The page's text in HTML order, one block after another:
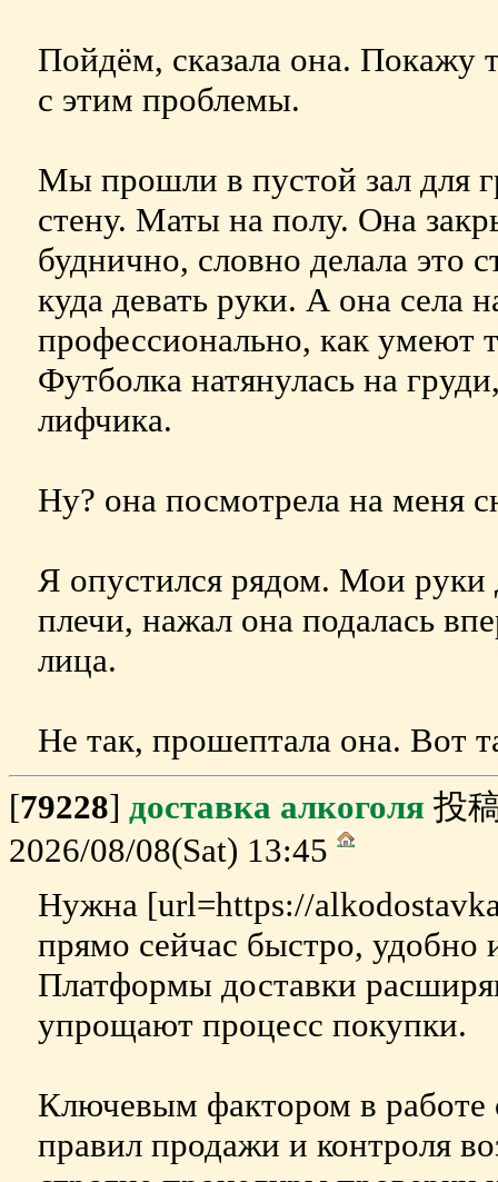
Пойдём, сказала она. Покажу
с этим проблемы.
Мы прошли в пустой зал для
стену. Маты на полу. Она
буднично, словно делала это
куда девать руки. А она села
профессионально, как умеют
Футболка натянулась на
лифчика.
Ну? она посмотрела на меня
Я опустился рядом. Мои
плечи, нажал она подалась
лица.
Не так, прошептала она. Вот
[79228] доставка алкоголя 投
2026/08/08(Sat) 13:45
Нужна [url=https://
прямо сейчас быстро, удобно
Платформы доставки
упрощают процесс покупки.
Ключевым фактором в работе
правил продажи и контроля